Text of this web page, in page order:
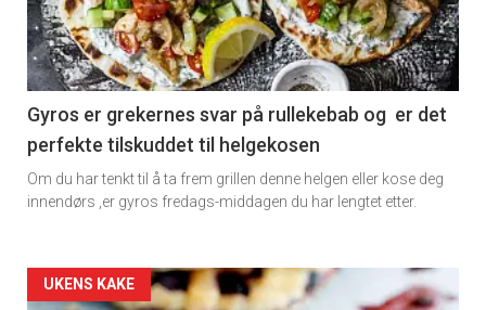
-
section
11
Dagens
rett
Gyros er grekernes svar på rullekebab og er det
perfekte tilskuddet til helgekosen
Om du har tenkt til å ta frem grillen denne helgen eller kose deg
innendørs ,er gyros fredags-middagen du har lengtet etter.
Artikler
UKENS KAKE